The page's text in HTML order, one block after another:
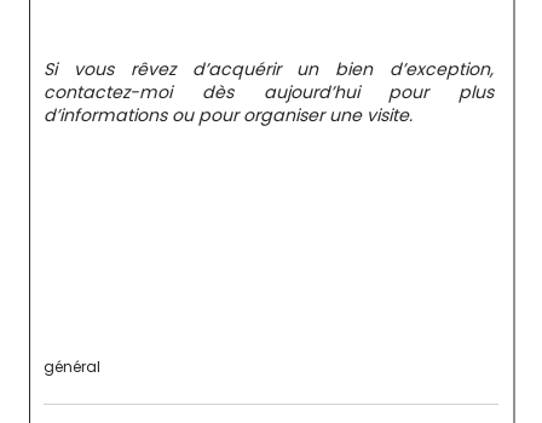
Si vous rêvez d’acquérir un bien d’exception,
contactez-moi dès aujourd’hui pour plus
d’informations ou pour organiser une visite.
général